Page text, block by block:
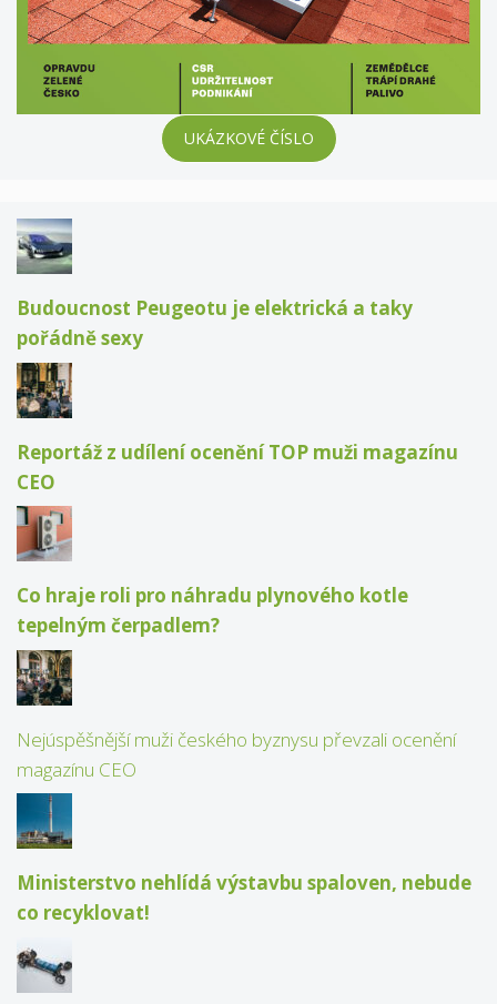
UKÁZKOVÉ ČÍSLO
Budoucnost Peugeotu je elektrická a taky
pořádně sexy
Reportáž z udílení ocenění TOP muži magazínu
CEO
Co hraje roli pro náhradu plynového kotle
tepelným čerpadlem?
Nejúspěšnější muži českého byznysu převzali ocenění
magazínu CEO
Ministerstvo nehlídá výstavbu spaloven, nebude
co recyklovat!